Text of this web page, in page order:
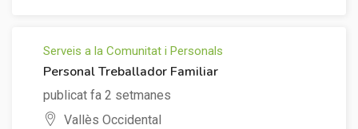
Serveis a la Comunitat i Personals
Personal Treballador Familiar
publicat fa 2 setmanes
Vallès Occidental